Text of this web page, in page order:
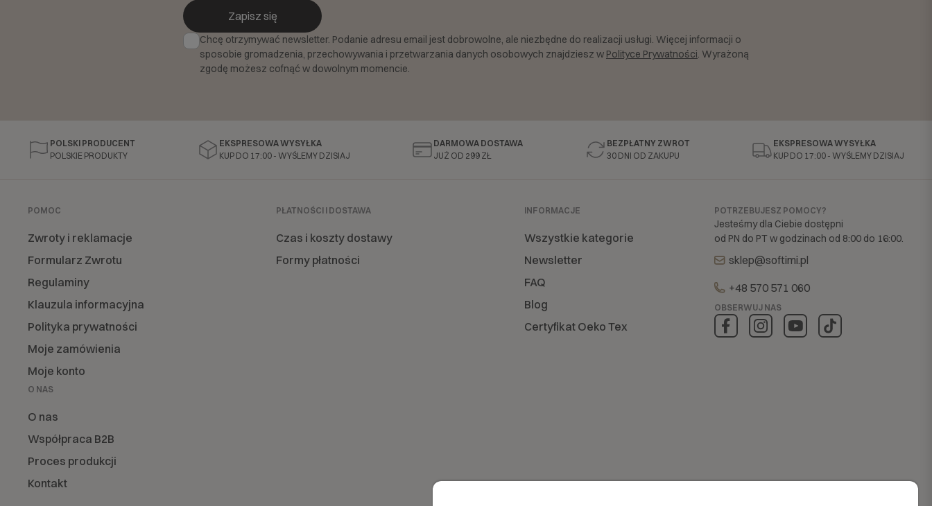
Zapisz się
Chcę otrzymywać newsletter. Podanie adresu email jest dobrowolne, ale niezbędne do realizacji usługi. Więcej informacji o
sposobie gromadzenia, przechowywania i przetwarzania danych osobowych znajdziesz w Polityce Prywatności. Wyrażoną
zgodę możesz cofnąć w dowolnym momencie.
POLSKI PRODUCENT
POLSKIE PRODUKTY
EKSPRESOWA WYSYŁKA
KUP DO 17:00 - WYŚLEMY DZISIAJ
DARMOWA DOSTAWA
JUŻ OD 299 ZŁ
BEZPŁATNY ZWROT
30 DNI OD ZAKUPU
EKSPRESOWA WYSYŁKA
KUP DO 17:00 - WYŚLEMY DZISIAJ
POMOC
Zwroty i reklamacje
Formularz Zwrotu
Regulaminy
Klauzula informacyjna
Polityka prywatności
Moje zamówienia
Moje konto
PŁATNOŚCI I DOSTAWA
Czas i koszty dostawy
Formy płatności
INFORMACJE
Wszystkie kategorie
Newsletter
FAQ
Blog
Certyfikat Oeko Tex
O NAS
O nas
Współpraca B2B
Proces produkcji
Kontakt
POTRZEBUJESZ POMOCY?
Jesteśmy dla Ciebie dostępni
od PN do PT w godzinach od 8:00 do 16:00.
sklep@softimi.pl
+48 570 571 060
OBSERWUJ NAS